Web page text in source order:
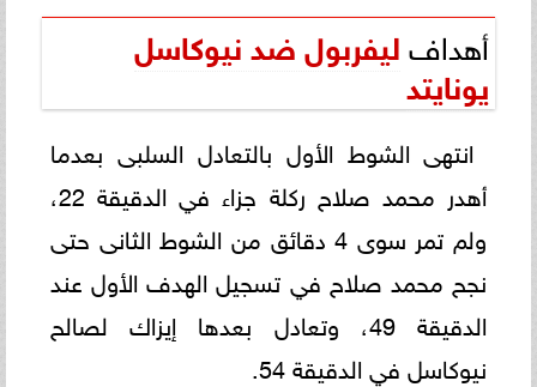
أهدافليفربول ضد نيوكاسل
يونايتد
انتهى الشوط الأول بالتعادل السلبى بعدما
أهدر محمد صلاح ركلة جزاء في الدقيقة 22،
ولم تمر سوى 4 دقائق من الشوط الثانى حتى
نجح محمد صلاح في تسجيل الهدف الأول عند
الدقيقة 49، وتعادل بعدها إيزاك لصالح
نيوكاسل في الدقيقة 54.